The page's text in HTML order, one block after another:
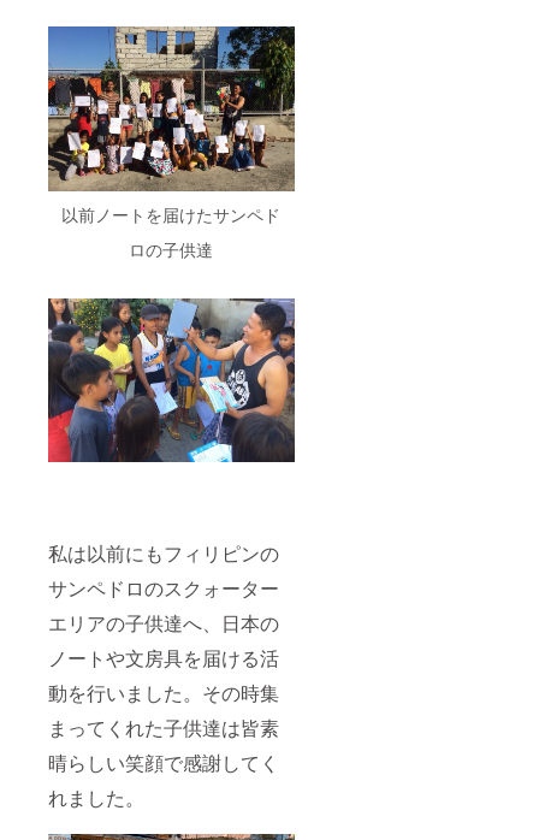
以前ノートを届けたサンペド
ロの子供達
私は以前にもフィリピンの
サンペドロのスクォーター
エリアの子供達へ、日本の
ノートや文房具を届ける活
動を行いました。その時集
まってくれた子供達は皆素
晴らしい笑顔で感謝してく
れました。